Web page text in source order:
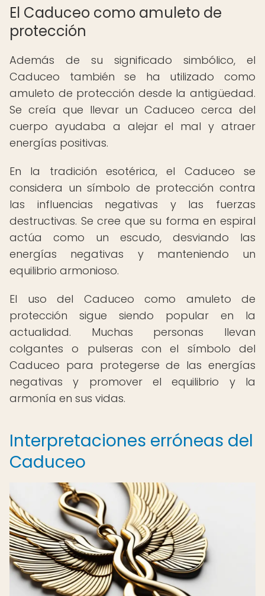
El Caduceo como amuleto de
protección
Además de su significado simbólico, el
Caduceo también se ha utilizado como
amuleto de protección desde la antigüedad.
Se creía que llevar un Caduceo cerca del
cuerpo ayudaba a alejar el mal y atraer
energías positivas.
En la tradición esotérica, el Caduceo se
considera un símbolo de protección contra
las influencias negativas y las fuerzas
destructivas. Se cree que su forma en espiral
actúa como un escudo, desviando las
energías negativas y manteniendo un
equilibrio armonioso.
El uso del Caduceo como amuleto de
protección sigue siendo popular en la
actualidad. Muchas personas llevan
colgantes o pulseras con el símbolo del
Caduceo para protegerse de las energías
negativas y promover el equilibrio y la
armonía en sus vidas.
Interpretaciones erróneas del
Caduceo